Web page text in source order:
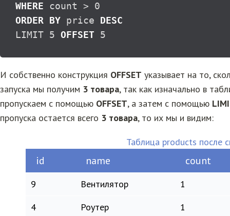
WHERE count >
0
ORDER
BY price DESC
LIMIT 5 OFFSET 5
И собственно конструкция OFFSET указывает на то,
запуска мы получим 3 товара, так как изначально в
пропускаем с помощью OFFSET, а затем с помощью
пропуска остается всего 3 товара, то их мы и видим:
Таблица products после
id name count
9 Вентилятор
1
4
Роутер
1